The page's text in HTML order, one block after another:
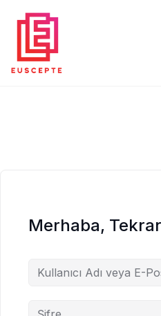
content
Merhaba,